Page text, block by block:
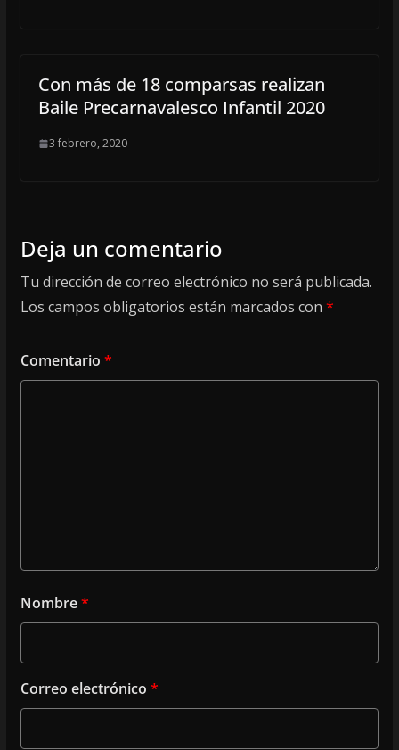
Con más de 18 comparsas realizan
Baile Precarnavalesco Infantil 2020
3 febrero, 2020
Deja un comentario
Tu dirección de correo electrónico no será publicada.
Los campos obligatorios están marcados con *
Comentario *
Nombre*
Correo electrónico *